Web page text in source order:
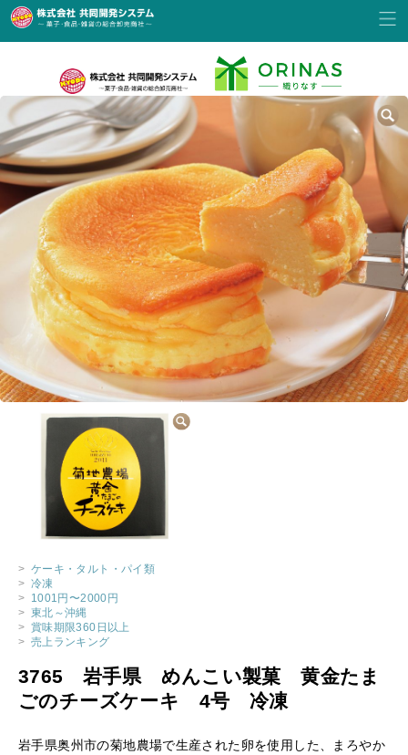
> ケーキ・タルト・パイ類
> 冷凍
> 1001円〜2000円
> 東北～沖縄
> 賞味期限360日以上
> 売上ランキング
3765 岩手県 めんこい製菓 黄金たま
ごのチーズケーキ 4号 冷凍
岩手県奥州市の菊地農場で生産された卵を使用した、まろやか